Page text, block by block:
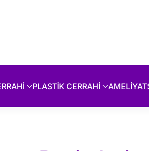
PLASTİK CERRAHİ